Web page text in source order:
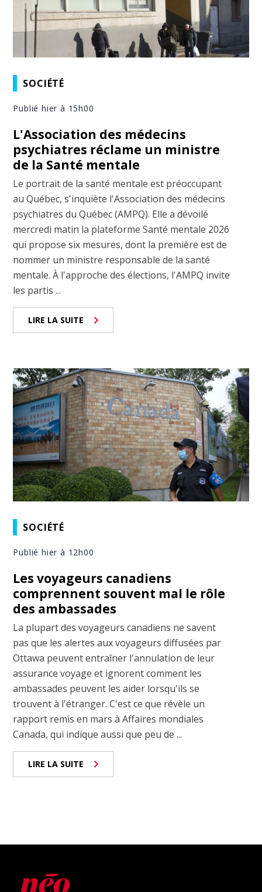
SOCIÉTÉ
Publié hier à 15h00
L'Association des médecins
psychiatres réclame un ministre
de la Santé mentale
Le portrait de la santé mentale est préoccupant
au Québec, s'inquiète l'Association des médecins
psychiatres du Québec (AMPQ). Elle a dévoilé
mercredi matin la plateforme Santé mentale 2026
qui propose six mesures, dont la première est de
nommer un ministre responsable de la santé
mentale. À l'approche des élections, l'AMPQ invite
les partis ...
LIRE LA SUITE
SOCIÉTÉ
Publié hier à 12h00
Les voyageurs canadiens
comprennent souvent mal le rôle
des ambassades
La plupart des voyageurs canadiens ne savent
pas que les alertes aux voyageurs diffusées par
Ottawa peuvent entraîner l'annulation de leur
assurance voyage et ignorent comment les
ambassades peuvent les aider lorsqu'ils se
trouvent à l'étranger. C'est ce que révèle un
rapport remis en mars à Affaires mondiales
Canada, qui indique aussi que peu de ...
LIRE LA SUITE